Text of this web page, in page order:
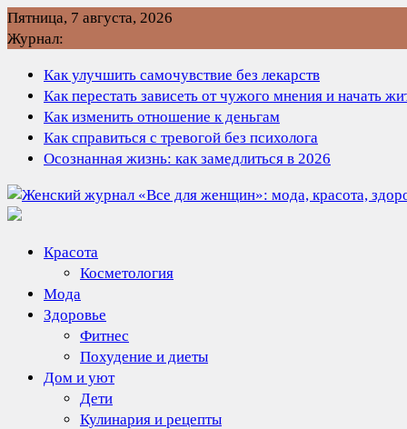
Перейти
к
Пятница, 7 августа, 2026
Журнал:
Как улучшить самочувствие без лекарств
Как перестать зависеть от чужого мнения и начать
Как изменить отношение к деньгам
Как справиться с тревогой без психолога
Осознанная жизнь: как замедлиться в 2026
Красота
Косметология
Мода
Здоровье
Фитнес
Похудение и диеты
Дом и уют
Дети
Кулинария и рецепты